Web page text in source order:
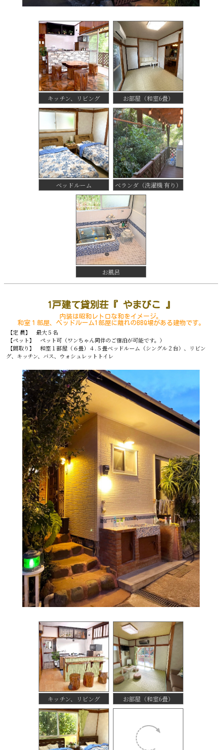
キッチン、リビング お部屋（和室6畳）
ベッドルーム ベランダ（洗濯機 有り）
お風呂
1戸建て貸別荘『 やまびこ 』
内装は昭和レトロな和をイメージ。
和室１部屋、ベッドルーム1部屋に離れのBBQ場がある建物です。
【定 員】 最大５名
【ペット】 ペット可（ワンちゃん同伴のご宿泊が可能です。）
【間取り】 和室１部屋（６畳）４.５畳ベッドルーム（シングル２台）、リビン
グ、キッチン、バス、ウォシュレットトイレ
キッチン、リビング お部屋（和室6畳）